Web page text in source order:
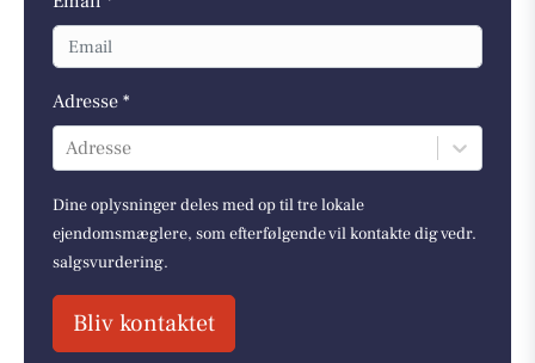
Adresse *
Adresse
Dine oplysninger deles med op til tre lokale
ejendomsmæglere, som efterfølgende vil kontakte dig vedr.
salgsvurdering.
Bliv kontaktet